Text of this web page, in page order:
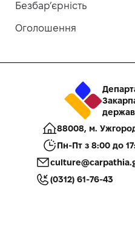
Безбар’єрність
Оголошення
88008, м.
Пн-Пт з 8:00 до
(0312) 61-76-43